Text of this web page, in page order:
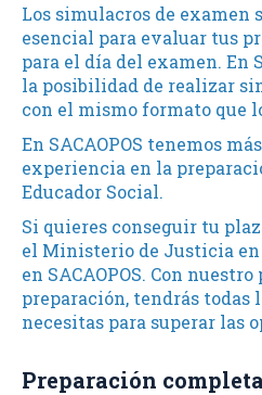
Los simulacros de examen
esencial para evaluar tus
para el día del examen. En
la posibilidad de realizar
con el mismo formato que
En SACAOPOS tenemos
experiencia en la
Educador Social.
Si quieres conseguir tu
el Ministerio de Justicia
en SACAOPOS. Con
preparación, tendrás todas
necesitas para superar las
Preparación